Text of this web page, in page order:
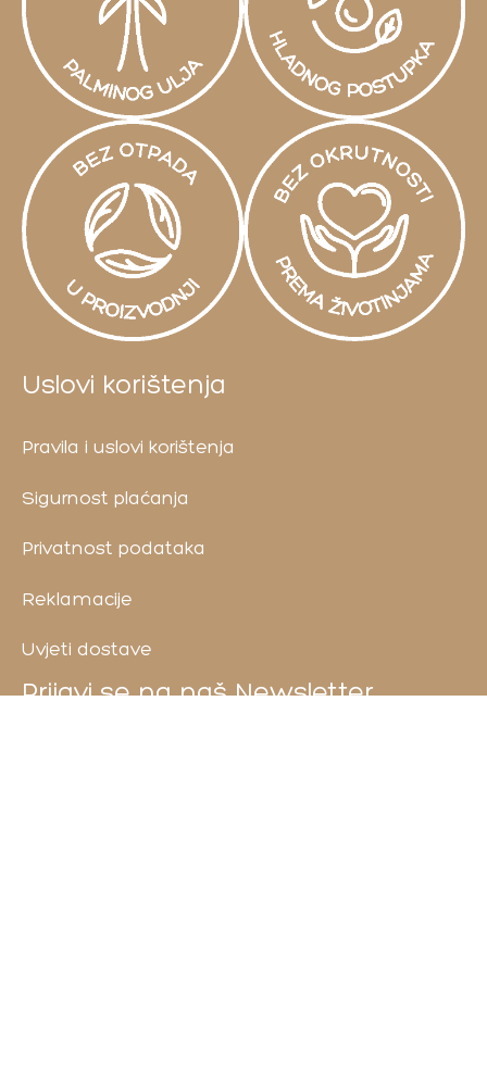
Uslovi korištenja
Pravila i uslovi korištenja
Sigurnost plaćanja
Privatnost podataka
Reklamacije
Uvjeti dostave
Prijavi se na naš Newsletter